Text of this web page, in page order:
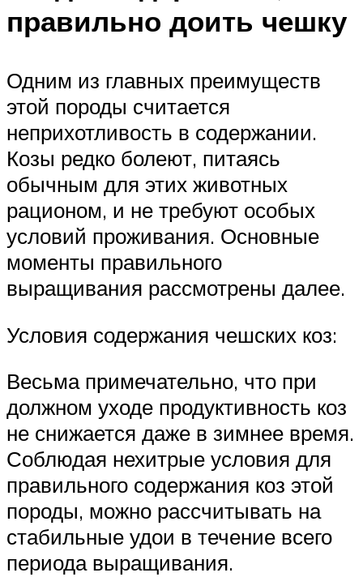
правильно доить чешку
Одним из главных преимуществ
этой породы считается
неприхотливость в содержании.
Козы редко болеют, питаясь
обычным для этих животных
рационом, и не требуют особых
условий проживания. Основные
моменты правильного
выращивания рассмотрены далее.
Условия содержания чешских коз:
Весьма примечательно, что при
должном уходе продуктивность коз
не снижается даже в зимнее время.
Соблюдая нехитрые условия для
правильного содержания коз этой
породы, можно рассчитывать на
стабильные удои в течение всего
периода выращивания.